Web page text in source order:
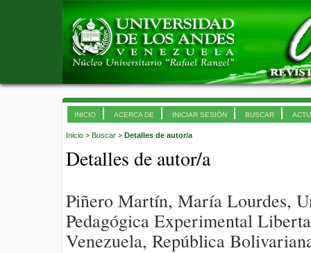
INICIO ACERCA DE INICIAR SESIÓN BUSCAR
Inicio > Buscar > Detalles de autor/a
Detalles de autor/a
Piñero Martín, María Lourdes,
Pedagógica Experimental
Venezuela, República